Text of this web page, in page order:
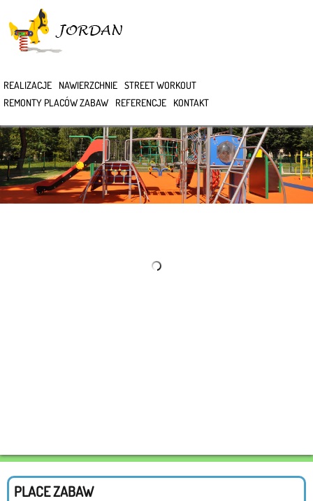
REALIZACJE NAWIERZCHNIE STREET WORKOUT
REMONTY PLACÓW ZABAW
REFERENCJE KONTAKT
PLACE ZABAW